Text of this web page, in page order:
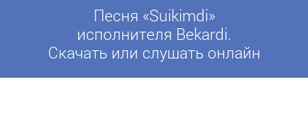
Песня «Suikimdi»
исполнителя Bekardi.
Скачать или слушать онлайн